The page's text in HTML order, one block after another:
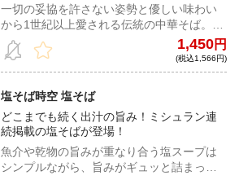
一切の妥協を許さない姿勢と優しい味わい
から1世紀以上愛される伝統の中華そば。そ
の味わいは食べてを実家に帰ったかのよう
な安心感で包み込む。
1,450円
(税込1,566円)
塩そば時空 塩そば
どこまでも続く出汁の旨み！ミシュラン連
続掲載の塩そばが登場！
魚介や乾物の旨みが重なり合う塩スープは
シンプルながら、旨みがギュッと詰まっ